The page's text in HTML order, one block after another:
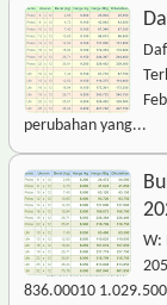
perubahan yang...
W:
836.00010